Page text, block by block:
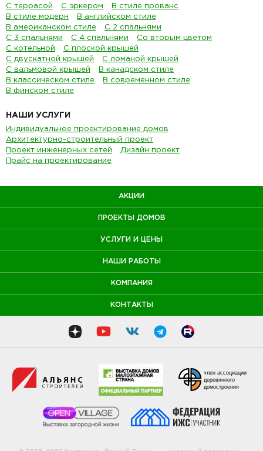
С террасой
С эркером
В стиле прованс
В стиле модерн
В английском стиле
В американском стиле
С 2 спальнями
С 3 спальнями
С 4 спальнями
Со вторым цветом
С котельной
С плоской крышей
С двускатной крышей
С ломаной крышей
С вальмовой крышей
В канадском стиле
В классическом стиле
В современном стиле
В финском стиле
НАШИ УСЛУГИ
Индивидуальное проектирование домов
Архитектурно-строительный проект
Проект инженерных сетей
Дизайн проект
Прайс на проектирование
АКЦИИ
ПРОЕКТЫ ДОМОВ
УСЛУГИ И ЦЕНЫ
НАШИ РАБОТЫ
КОМПАНИЯ
КОНТАКТЫ
член ассоциации
деревянного
домостроения